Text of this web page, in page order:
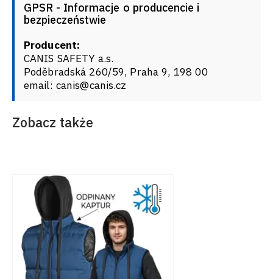
GPSR - Informacje o producencie i
bezpieczeństwie
Producent:
CANIS SAFETY a.s.
Poděbradská 260/59, Praha 9, 198 00
email: canis@canis.cz
Zobacz także